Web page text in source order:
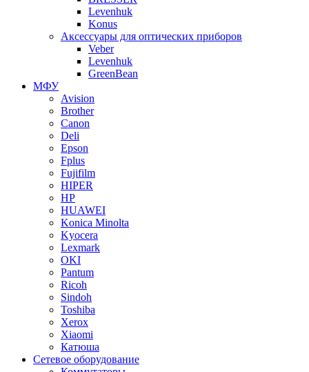
Levenhuk
Konus
Аксессуары для оптических приборов
Veber
Levenhuk
GreenBean
МФУ
Avision
Brother
Canon
Deli
Epson
Fplus
Fujifilm
HIPER
HP
HUAWEI
Konica Minolta
Kyocera
Lexmark
OKI
Pantum
Ricoh
Sindoh
Toshiba
Xerox
Xiaomi
Катюша
Сетевое оборудование